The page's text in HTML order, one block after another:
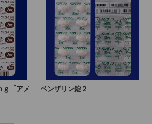
ｇ「アメ
ベンザリン錠２